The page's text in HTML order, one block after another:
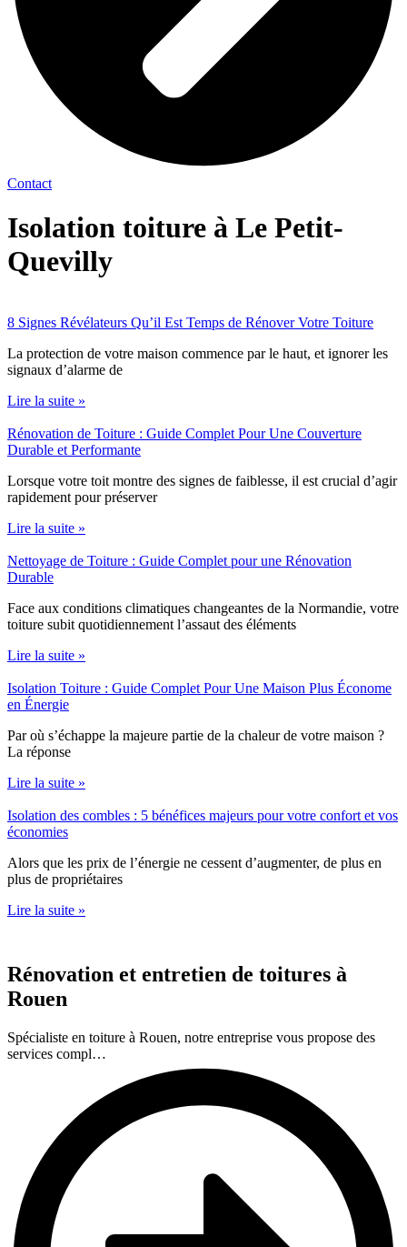
Contact
Isolation toiture à Le Petit-
Quevilly
8 Signes Révélateurs Qu’il Est Temps de Rénover Votre Toiture
La protection de votre maison commence par le haut, et ignorer les
signaux d’alarme de
Lire la suite »
Rénovation de Toiture : Guide Complet Pour Une Couverture
Durable et Performante
Lorsque votre toit montre des signes de faiblesse, il est crucial d’agir
rapidement pour préserver
Lire la suite »
Nettoyage de Toiture : Guide Complet pour une Rénovation
Durable
Face aux conditions climatiques changeantes de la Normandie, votre
toiture subit quotidiennement l’assaut des éléments
Lire la suite »
Isolation Toiture : Guide Complet Pour Une Maison Plus Économe
en Énergie
Par où s’échappe la majeure partie de la chaleur de votre maison ?
La réponse
Lire la suite »
Isolation des combles : 5 bénéfices majeurs pour votre confort et vos
économies
Alors que les prix de l’énergie ne cessent d’augmenter, de plus en
plus de propriétaires
Lire la suite »
Rénovation et entretien de toitures à
Rouen
Spécialiste en toiture à Rouen, notre entreprise vous propose des
services compl…